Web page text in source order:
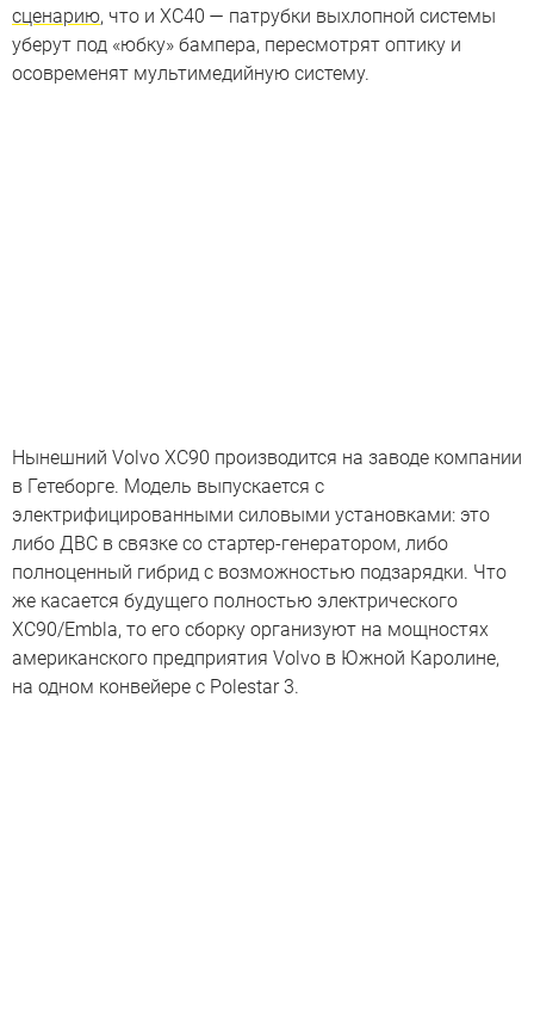
сценарию, что и XC40 — патрубки выхлопной системы
уберут под «юбку» бампера, пересмотрят оптику и
осовременят мультимедийную систему.
Нынешний Volvo XC90 производится на заводе компании
в Гетеборге. Модель выпускается с
электрифицированными силовыми установками: это
либо ДВС в связке со стартер-генератором, либо
полноценный гибрид с возможностью подзарядки. Что
же касается будущего полностью электрического
XC90/Embla, то его сборку организуют на мощностях
американского предприятия Volvo в Южной Каролине,
на одном конвейере с Polestar 3.